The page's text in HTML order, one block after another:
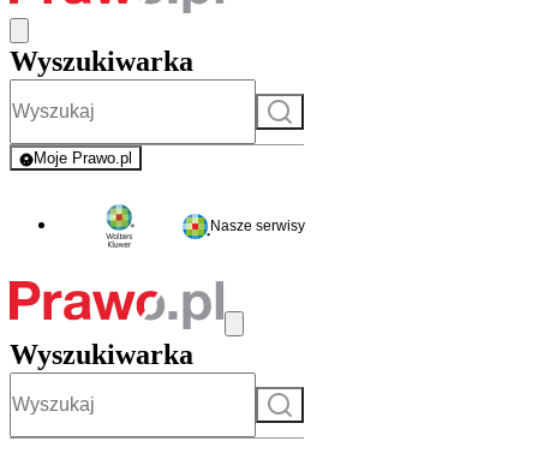
Wyszukiwarka
Szukaj
Moje Prawo.pl
- rejestracja i logowanie do serwisu
Nasze serwisy
Wyszukiwarka
Szukaj